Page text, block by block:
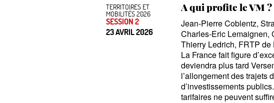
TERRITOIRES ET
MOBILITÉS 2026
SESSION 2
23 AVRIL 2026
A qui profite le VM
Jean-Pierre Coblentz,
Charles-Eric Lemaignen,
Thierry Ledrich, FRTP de
La France fait figure
deviendra plus tard
l’allongement des trajets
d’investissements
tarifaires ne peuvent